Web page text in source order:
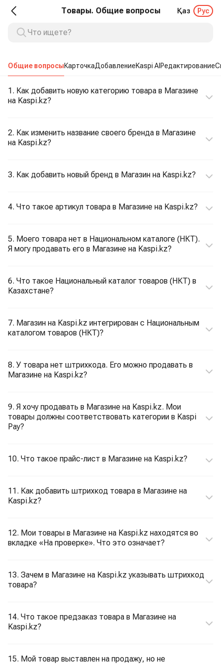
Товары. Общие вопросы Қаз Рус
Общие вопросыКарточкаДобавлениеKaspi AI Редактирование
1. Как добавить новую категорию товара в Магазине
на Kaspi.kz?
2. Как изменить название своего бренда в Магазине
на Kaspi.kz?
3. Как добавить новый бренд в Магазин на Kaspi.kz?
4. Что такое артикул товара в Магазине на Kaspi.kz?
5. Моего товара нет в Национальном каталоге (НКТ).
Я могу продавать его в Магазине на Kaspi.kz?
6. Что такое Национальный каталог товаров (НКТ) в
Kaзахстане?
7. Магазин на Kaspi.kz интегрирован с Национальным
каталогом товаров (НКТ)?
8. У товара нет штрихкода. Его можно продавать в
Магазине на Kaspi.kz?
9. Я хочу продавать в Магазине на Kaspi.kz. Мои
товары должны соответствовать категории в Kaspi
Pay?
10. Что такое прайс-лист в Магазине на Kaspi.kz?
11. Как добавить штрихкод товара в Магазине на
Kaspi.kz?
12. Мои товары в Магазине на Kaspi.kz находятся во
вкладке «На проверке». Что это означает?
13. Зачем в Магазине на Kaspi.kz указывать штрихкод
товара?
14. Что такое предзаказ товара в Магазине на
Kaspi.kz?
15. Мой товар выставлен на продажу, но не